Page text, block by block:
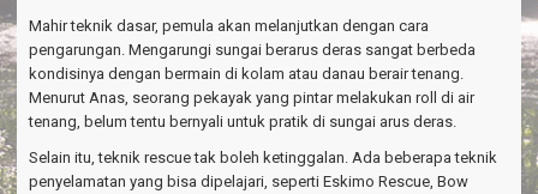
Mahir teknik dasar, pemula akan melanjutkan dengan cara
pengarungan. Mengarungi sungai berarus deras sangat berbeda
kondisinya dengan bermain di kolam atau danau berair tenang.
Menurut Anas, seorang pekayak yang pintar melakukan roll di air
tenang, belum tentu bernyali untuk pratik di sungai arus deras.
Selain itu, teknik rescue tak boleh ketinggalan. Ada beberapa teknik
penyelamatan yang bisa dipelajari, seperti Eskimo Rescue, Bow